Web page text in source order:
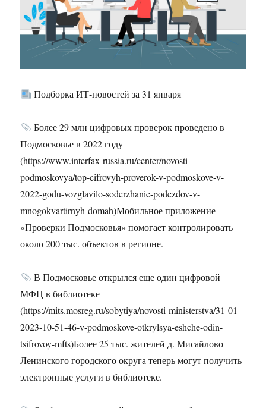
Подборка ИТ-новостей за 31 января
Более 29 млн цифровых проверок проведено в
Подмосковье в 2022 году
(https://www.interfax-russia.ru/center/novosti-
podmoskovya/top-cifrovyh-proverok-v-podmoskove-v-
2022-godu-vozglavilo-soderzhanie-podezdov-v-
mnogokvartirnyh-domah)Мобильное приложение
«Проверки Подмосковья» помогает контролировать
около 200 тыс. объектов в регионе.
В Подмосковье открылся еще один цифровой
МФЦ в библиотеке
(https://mits.mosreg.ru/sobytiya/novosti-ministerstva/31-01-
2023-10-51-46-v-podmoskove-otkrylsya-eshche-odin-
tsifrovoy-mfts)Более 25 тыс. жителей д. Мисайлово
Ленинского городского округа теперь могут получить
электронные услуги в библиотеке.